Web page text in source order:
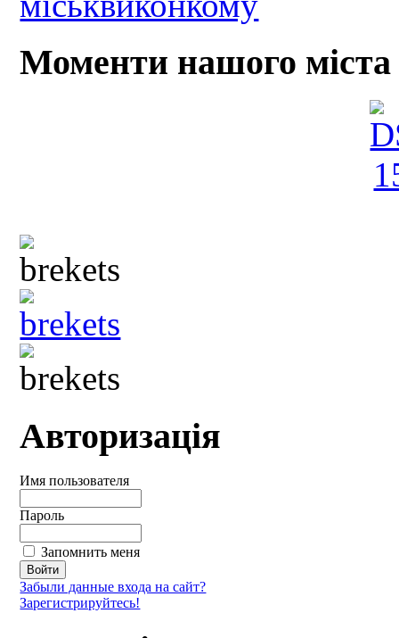
Моменти нашого міста
Авторизація
Имя пользователя
Пароль
Запомнить меня
Забыли данные входа на сайт?
Зарегистрируйтесь!